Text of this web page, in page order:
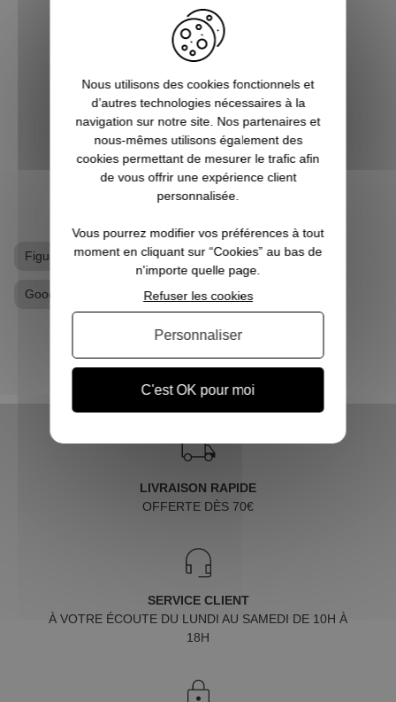
Dans une atmosphère difficile à classer,
entre environnement surnaturel et
complotiste, la série Stranger Things est
de celles dont on se souvient longtemps
chez Pause Canap. On a donc envie de la
faire revivre dans notre vie quotidie...
VOIR L'ARTICLE
Figurine Figurine Stranger Things
Goodies Stranger Things
LIVRAISON RAPIDE
OFFERTE DÈS 70€
SERVICE CLIENT
À VOTRE ÉCOUTE DU LUNDI AU SAMEDI DE 10H À
18H
Nous utilisons des cookies fonctionnels et
d’autres technologies nécessaires à la
navigation sur notre site. Nos partenaires et
nous-mêmes utilisons également des
cookies permettant de mesurer le trafic afin
de vous offrir une expérience client
personnalisée.
Vous pourrez modifier vos préférences à tout
moment en cliquant sur “Cookies” au bas de
n'importe quelle page.
C'est OK pour moi
Refuser les cookies
Personnaliser